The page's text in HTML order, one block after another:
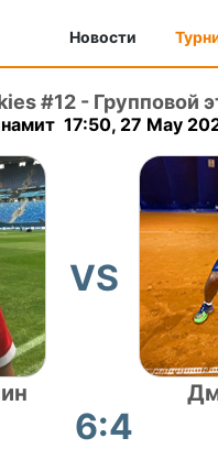
Новости
#12 - Групповой
17:50, 27 May
VS
6:4